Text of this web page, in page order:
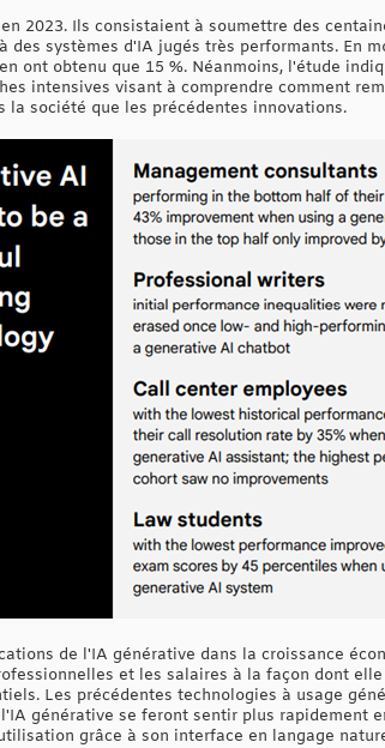
2023. Ils consistaient à soumettre des
systèmes d'IA jugés très performants. En
ont obtenu que 15 %. Néanmoins, l'étude
intensives visant à comprendre comment
société que les précédentes innovations.
de l'IA générative dans la croissance
et les salaires à la façon dont
Les précédentes technologies à usage
générative se feront sentir plus rapidement
grâce à son interface en langage